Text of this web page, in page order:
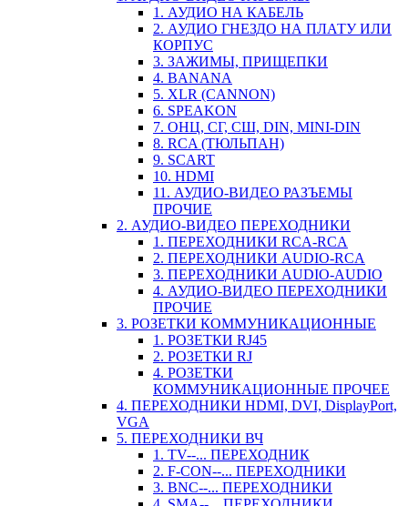
1. АУДИО НА КАБЕЛЬ
2. АУДИО ГНЕЗДО НА ПЛАТУ ИЛИ
КОРПУС
3. ЗАЖИМЫ, ПРИЩЕПКИ
4. BANANA
5. XLR (CANNON)
6. SPEAKON
7. ОНЦ, СГ, СШ, DIN, MINI-DIN
8. RCA (ТЮЛЬПАН)
9. SCART
10. HDMI
11. АУДИО-ВИДЕО РАЗЪЕМЫ
ПРОЧИЕ
2. АУДИО-ВИДЕО ПЕРЕХОДНИКИ
1. ПЕРЕХОДНИКИ RCA-RCA
2. ПЕРЕХОДНИКИ AUDIO-RCA
3. ПЕРЕХОДНИКИ AUDIO-AUDIO
4. АУДИО-ВИДЕО ПЕРЕХОДНИКИ
ПРОЧИЕ
3. РОЗЕТКИ КОММУНИКАЦИОННЫЕ
1. РОЗЕТКИ RJ45
2. РОЗЕТКИ RJ
4. РОЗЕТКИ
КОММУНИКАЦИОННЫЕ ПРОЧЕЕ
4. ПЕРЕХОДНИКИ HDMI, DVI, DisplayPort,
VGA
5. ПЕРЕХОДНИКИ ВЧ
1. TV--... ПЕРЕХОДНИК
2. F-CON--... ПЕРЕХОДНИКИ
3. BNC--... ПЕРЕХОДНИКИ